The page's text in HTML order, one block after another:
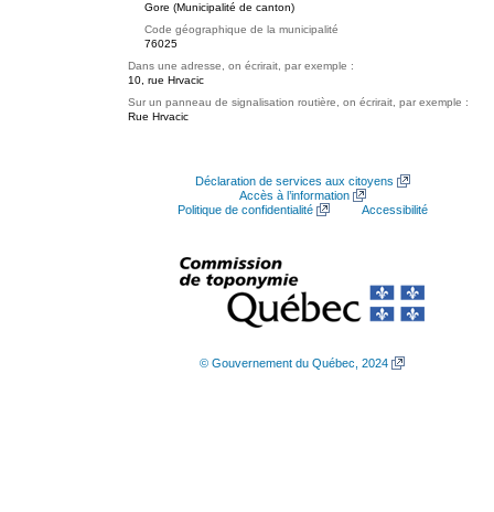
Gore (Municipalité de canton)
Code géographique de la municipalité
76025
Dans une adresse, on écrirait, par exemple :
10, rue Hrvacic
Sur un panneau de signalisation routière, on écrirait, par exemple :
Rue Hrvacic
Déclaration de services aux citoyens
Accès à l’information
Politique de confidentialité
Accessibilité
© Gouvernement du Québec, 2024